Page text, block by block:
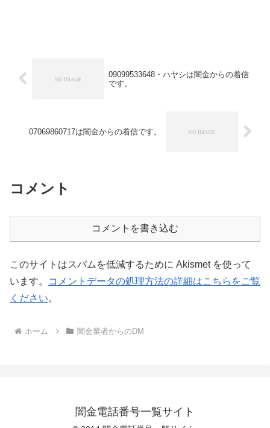
09099533648・ハヤシは闇金からの着信
です。
07069860717は闇金からの着信です。
コメント
コメントを書き込む
このサイトはスパムを低減するために Akismet を使って
います。
コメントデータの処理方法の詳細はこちらをご覧
ください。
ホーム 闇金業者からのDM
闇金電話番号一覧サイト